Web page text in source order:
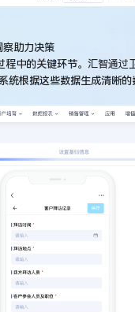
察助力决策
中的关键环节。 汇智通过
系统根据这些数据生成清晰